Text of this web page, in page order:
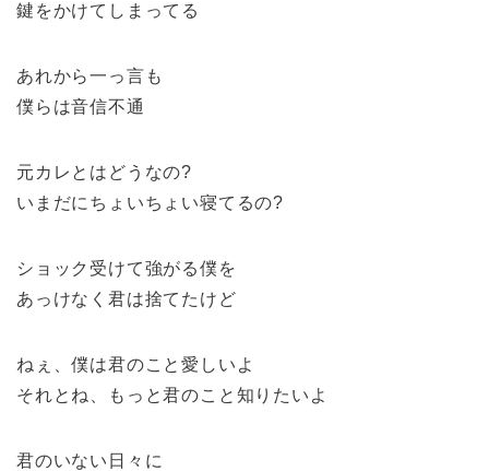
鍵をかけてしまってる
あれから一っ言も
僕らは音信不通
元カレとはどうなの?
いまだにちょいちょい寝てるの?
ショック受けて強がる僕を
あっけなく君は捨てたけど
ねぇ、僕は君のこと愛しいよ
それとね、もっと君のこと知りたいよ
君のいない日々に